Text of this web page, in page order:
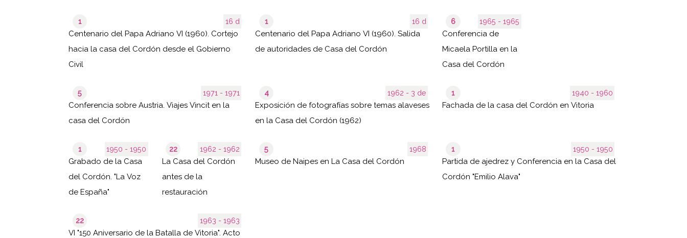
16 d
1
Centenario del Papa Adriano VI (1960). Cortejo
hacia la casa del Cordón desde el Gobierno
Civil
16 d
1
Centenario del Papa Adriano VI (1960). Salida
de autoridades de Casa del Cordón
1965 - 1965
6
Conferencia de
Micaela Portilla en la
Casa del Cordón
1971 - 1971
5
Conferencia sobre Austria. Viajes Vincit en la
casa del Cordón
1962 - 3 de
4
Exposición de fotografías sobre temas alaveses
en la Casa del Cordón (1962)
1940 - 1960
1
Fachada de la casa del Cordón en Vitoria
1950 - 1950
1
Grabado de la Casa
del Cordón. "La Voz
de España"
1962 - 1962
22
La Casa del Cordón
antes de la
restauración
1968
5
Museo de Naipes en La Casa del Cordón
1950 - 1950
1
Partida de ajedrez y Conferencia en la Casa del
Cordón "Emilio Alava"
1963 - 1963
22
VI "150 Aniversario de la Batalla de Vitoria". Acto